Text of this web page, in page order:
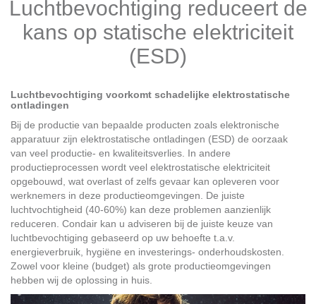
Luchtbevochtiging reduceert de
kans op statische elektriciteit
(ESD)
Luchtbevochtiging voorkomt schadelijke elektrostatische
ontladingen
Bij de productie van bepaalde producten zoals elektronische
apparatuur zijn elektrostatische ontladingen (ESD) de oorzaak
van veel productie- en kwaliteitsverlies. In andere
productieprocessen wordt veel elektrostatische elektriciteit
opgebouwd, wat overlast of zelfs gevaar kan opleveren voor
werknemers in deze productieomgevingen. De juiste
luchtvochtigheid (40-60%) kan deze problemen aanzienlijk
reduceren. Condair kan u adviseren bij de juiste keuze van
luchtbevochtiging gebaseerd op uw behoefte t.a.v.
energieverbruik, hygiëne en investerings- onderhoudskosten.
Zowel voor kleine (budget) als grote productieomgevingen
hebben wij de oplossing in huis.